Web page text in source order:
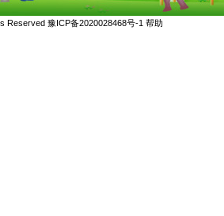
Reserved 豫ICP备2020028468号-1 帮助